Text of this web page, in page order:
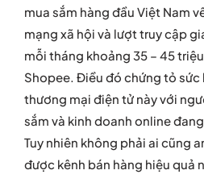
mua sắm hàng đầu Việt Nam
mạng xã hội và lượt truy cập
mỗi tháng khoảng 35 – 45
Shopee. Điều đó chứng tỏ sức
thương mại điện tử này với
sắm và kinh doanh online
Tuy nhiên không phải ai cũng
được kênh bán hàng hiệu quả